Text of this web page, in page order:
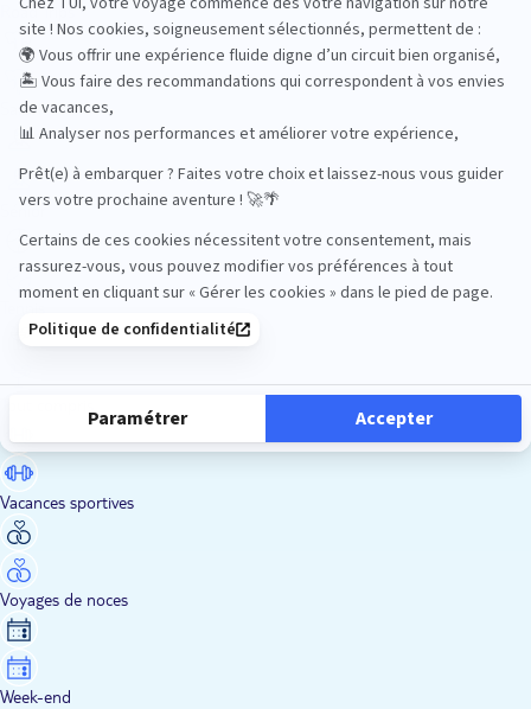
Road Trips
Safari
Sénior
Vacances sportives
Voyages de noces
Week-end